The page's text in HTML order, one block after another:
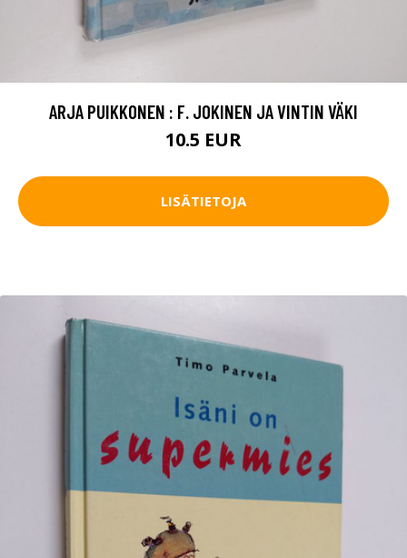
ARJA PUIKKONEN : F. JOKINEN JA VINTIN VÄKI
10.5 EUR
LISÄTIETOJA